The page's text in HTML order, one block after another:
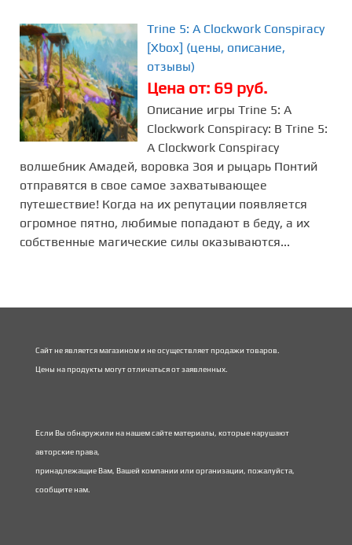
Trine 5: A Clockwork Conspiracy
[Xbox] (цены, описание,
отзывы)
Цена от: 69 руб.
Описание игры Trine 5: A
Clockwork Conspiracy: В Trine 5:
A Clockwork Conspiracy
волшебник Амадей, воровка Зоя и рыцарь Понтий
отправятся в свое самое захватывающее
путешествие! Когда на их репутации появляется
огромное пятно, любимые попадают в беду, а их
собственные магические силы оказываются...
Сайт не является магазином и не осуществляет продажи товаров.
Цены на продукты могут отличаться от заявленных.
Если Вы обнаружили на нашем сайте материалы, которые нарушают
авторские права,
принадлежащие Вам, Вашей компании или организации, пожалуйста,
сообщите нам.